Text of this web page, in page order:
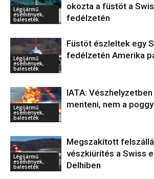
Légijármű
események,
balesetek
okozta a füstöt a
fedélzetén
Légijármű
események,
balesetek
Füstöt észleltek egy
fedélzetén Amerika
Légijármű
események,
balesetek
IATA:
menteni, nem a
Légijármű
események,
balesetek
Megszakított
vészkiürítés a Swiss
Delhiben